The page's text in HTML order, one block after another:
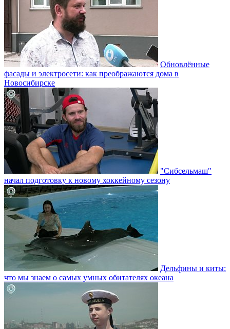
Обновлённые
фасады и электросети: как преображаются дома в
Новосибирске
"Сибсельмаш"
начал подготовку к новому хоккейному сезону
Дельфины и киты:
что мы знаем о самых умных обитателях океана